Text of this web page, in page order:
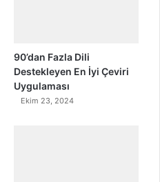
90’dan Fazla Dili
Destekleyen En İyi Çeviri
Uygulaması
Ekim 23, 2024